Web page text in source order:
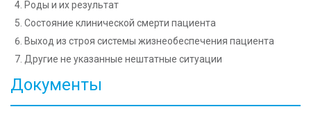
Роды и их результат
Состояние клинической смерти пациента
Выход из строя системы жизнеобеспечения пациента
Другие не указанные нештатные ситуации
Документы